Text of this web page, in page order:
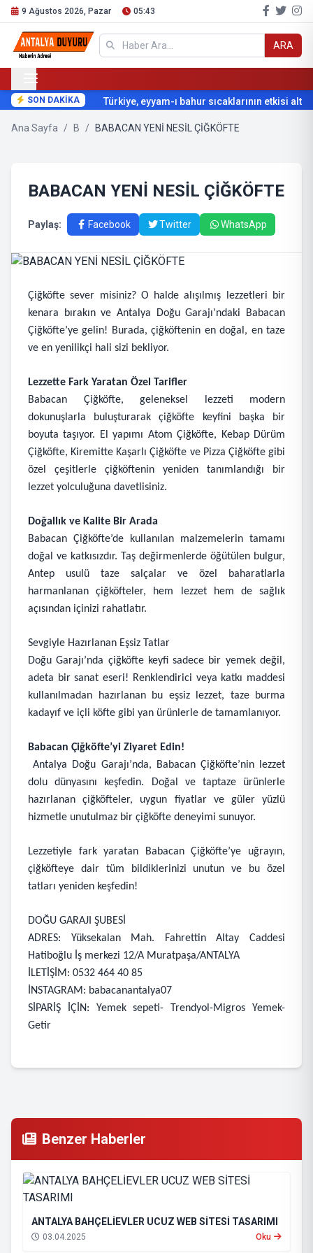
9 Ağustos 2026, Pazar 05:43
ARA
SON DAKİKA Türkiye, eyyam-ı bahur sıcaklarının etkisi
Ana Sayfa / B / BABACAN YENİ NESİL ÇİĞKÖFTE
BABACAN YENİ NESİL ÇİĞKÖFTE
Paylaş: Facebook Twitter WhatsApp
Çiğköfte sever misiniz? O halde alışılmış lezzetleri bir
kenara bırakın ve Antalya Doğu Garajı’ndaki Babacan
Çiğköfte’ye gelin! Burada, çiğköftenin en doğal, en taze
ve en yenilikçi hali sizi bekliyor.
Lezzette Fark Yaratan Özel Tarifler
Babacan Çiğköfte, geleneksel lezzeti modern
dokunuşlarla buluşturarak çiğköfte keyfini başka bir
boyuta taşıyor. El yapımı Atom Çiğköfte, Kebap Dürüm
Çiğköfte, Kiremitte Kaşarlı Çiğköfte ve Pizza Çiğköfte gibi
özel çeşitlerle çiğköftenin yeniden tanımlandığı bir
lezzet yolculuğuna davetlisiniz.
Doğallık ve Kalite Bir Arada
Babacan Çiğköfte’de kullanılan malzemelerin tamamı
doğal ve katkısızdır. Taş değirmenlerde öğütülen bulgur,
Antep usulü taze salçalar ve özel baharatlarla
harmanlanan çiğköfteler, hem lezzet hem de sağlık
açısından içinizi rahatlatır.
Sevgiyle Hazırlanan Eşsiz Tatlar
Doğu Garajı’nda çiğköfte keyfi sadece bir yemek değil,
adeta bir sanat eseri! Renklendirici veya katkı maddesi
kullanılmadan hazırlanan bu eşsiz lezzet, taze burma
kadayıf ve içli köfte gibi yan ürünlerle de tamamlanıyor.
Babacan Çiğköfte’yi Ziyaret Edin!
Antalya Doğu Garajı’nda, Babacan Çiğköfte’nin lezzet
dolu dünyasını keşfedin. Doğal ve taptaze ürünlerle
hazırlanan çiğköfteler, uygun fiyatlar ve güler yüzlü
hizmetle unutulmaz bir çiğköfte deneyimi sunuyor.
Lezzetiyle fark yaratan Babacan Çiğköfte’ye uğrayın,
çiğköfteye dair tüm bildiklerinizi unutun ve bu özel
tatları yeniden keşfedin!
DOĞU GARAJI ŞUBESİ
ADRES: Yüksekalan Mah. Fahrettin Altay Caddesi
Hatiboğlu İş merkezi 12/A Muratpaşa/ANTALYA
İLETİŞİM: 0532 464 40 85
İNSTAGRAM: babacanantalya07
SİPARİŞ İÇİN: Yemek sepeti- Trendyol-Migros Yemek-
Getir
Benzer Haberler
ANTALYA BAHÇELİEVLER UCUZ WEB SİTESİ TASARIMI
03.04.2025 Oku